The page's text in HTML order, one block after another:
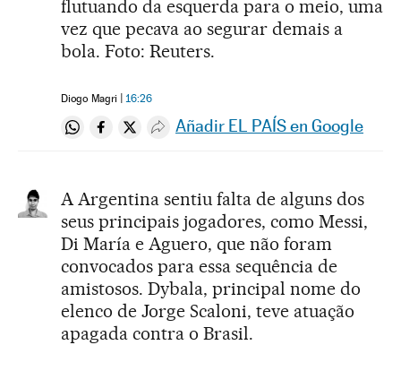
flutuando da esquerda para o meio, uma
vez que pecava ao segurar demais a
bola. Foto: Reuters.
Diogo Magri 16:26
Compartir en Whatsapp
Compartir en Facebook
Compartir en Twitter
Desplegar Redes Sociales
Añadir EL PAÍS en Google
A Argentina sentiu falta de alguns dos
seus principais jogadores, como Messi,
Di María e Aguero, que não foram
convocados para essa sequência de
amistosos. Dybala, principal nome do
elenco de Jorge Scaloni, teve atuação
apagada contra o Brasil.